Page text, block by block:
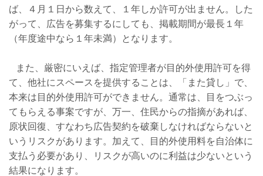
ば、４月１日から数えて、１年しか許可が出ません。した
がって、広告を募集するにしても、掲載期間が最長１年
（年度途中なら１年未満）となります。
また、厳密にいえば、指定管理者が目的外使用許可を得
て、他社にスペースを提供することは、「また貸し」で、
本来は目的外使用許可ができません。通常は、目をつぶっ
てもらえる事案ですが、万一、住民からの指摘があれば、
原状回復、すなわち広告契約を破棄しなければならないと
いうリスクがあります。加えて、目的外使用料を自治体に
支払う必要があり、リスクが高いのに利益は少ないという
結果になります。